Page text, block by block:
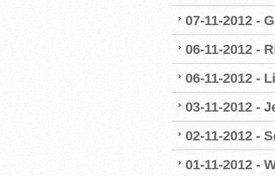
07-11-2012 -
06-11-2012 -
06-11-2012 -
03-11-2012 -
02-11-2012 -
01-11-2012 -